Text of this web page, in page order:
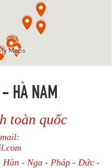
HÀ NAM
toàn quốc
Hàn - Nga - Pháp - Đức -